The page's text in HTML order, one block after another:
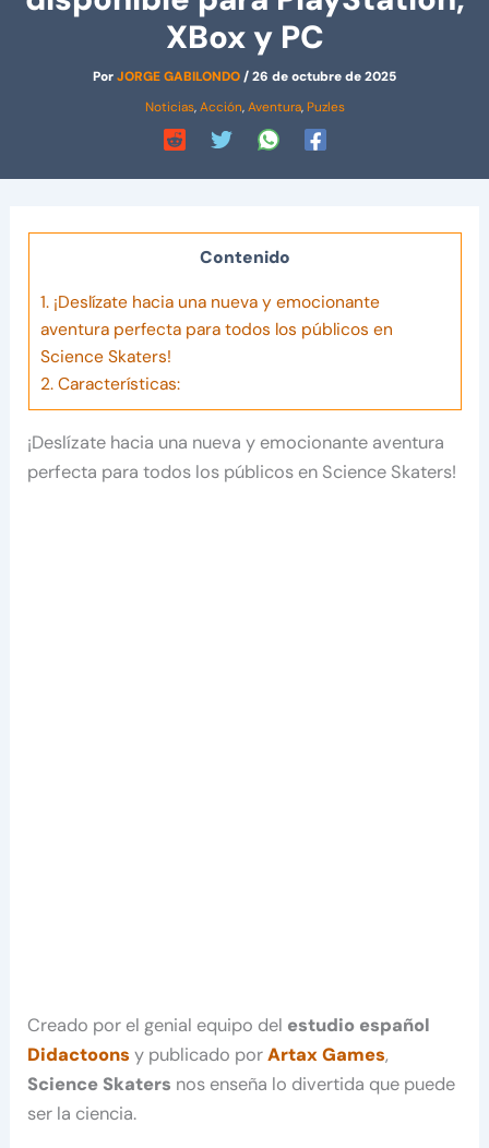
XBox y PC
PorJORGE GABILONDO/26 de octubre de 2025
Noticias,Acción,Aventura, Puzles
Contenido
1.¡Deslízate hacia una nueva y emocionante
aventura perfecta para todos los públicos en
Science Skaters!
2.Características:
¡Deslízate hacia una nueva y emocionante aventura
perfecta para todos los públicos en Science Skaters!
Creado por el genial equipo del estudio español
Didactoons y publicado porArtax Games,
Science Skaters nos enseña lo divertida que puede
ser la ciencia.